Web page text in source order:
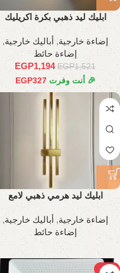
ابليك ليد ذهبي بكرة اكريليك
إضاءة خارجية, أباليك خارجية,
إضاءة حائط
EGP1,521
EGP1,194
🎉 أنت وفرت EGP327
ابليك ليد هرمي ذهبي لامع
إضاءة خارجية, أباليك خارجية,
إضاءة حائط
-29%